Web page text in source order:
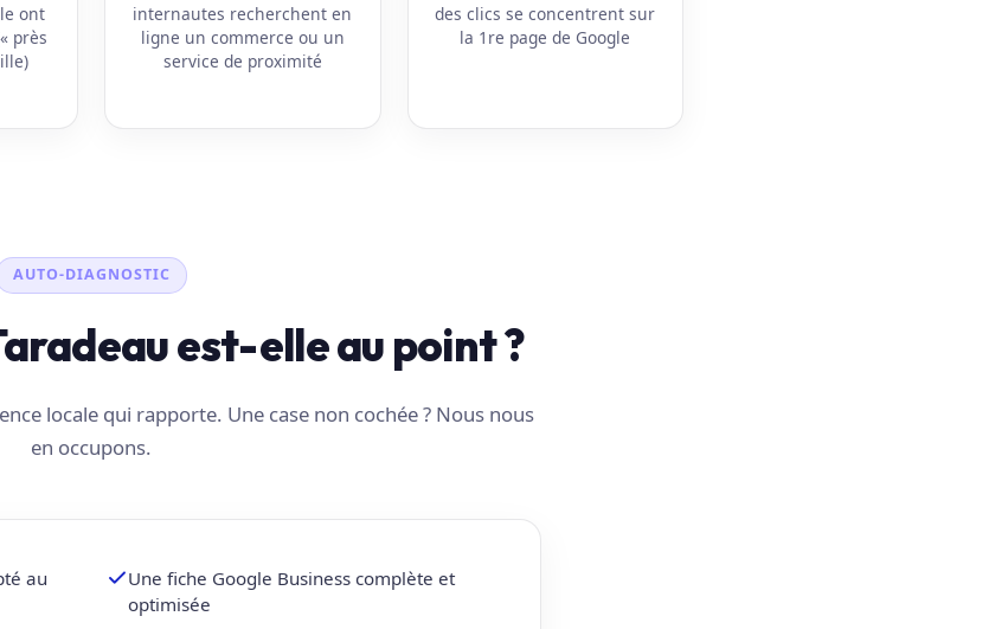
ont
près
internautes recherchent en
ligne un commerce ou un
service de proximité
des clics se concentrent sur
la 1re page de Google
AUTO-DIAGNOSTIC
est-elle au point ?
locale qui rapporte. Une case non cochée ? Nous nous
en occupons.
au
Une fiche Google Business complète et
optimisée